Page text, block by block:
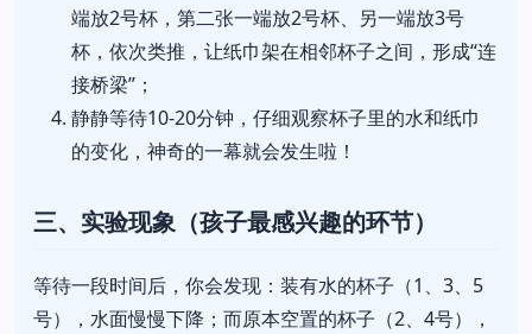
端放2号杯，第二张一端放2号杯、另一端放3号
杯，依次类推，让纸巾架在相邻杯子之间，形成“连
接桥梁”；
静静等待10-20分钟，仔细观察杯子里的水和纸巾
的变化，神奇的一幕就会发生啦！
三、实验现象（孩子最感兴趣的环节）
等待一段时间后，你会发现：装有水的杯子（1、3、5
号），水面慢慢下降；而原本空置的杯子（2、4号），